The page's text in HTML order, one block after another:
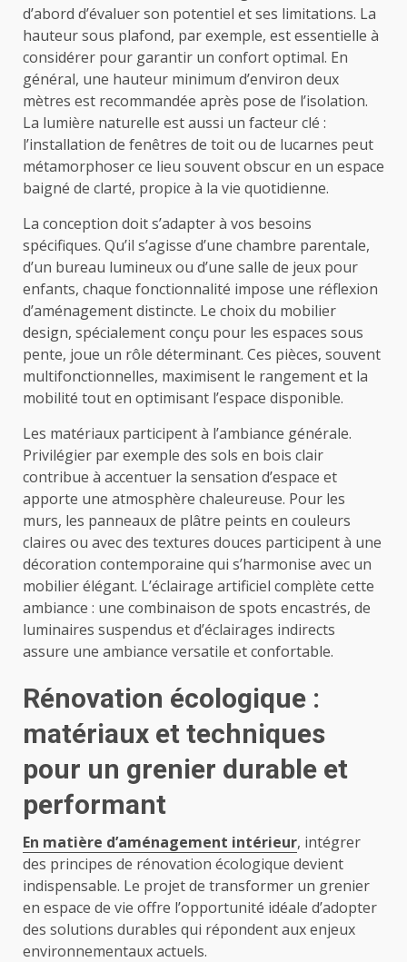
d’abord d’évaluer son potentiel et ses limitations. La
hauteur sous plafond, par exemple, est essentielle à
considérer pour garantir un confort optimal. En
général, une hauteur minimum d’environ deux
mètres est recommandée après pose de l’isolation.
La lumière naturelle est aussi un facteur clé :
l’installation de fenêtres de toit ou de lucarnes peut
métamorphoser ce lieu souvent obscur en un espace
baigné de clarté, propice à la vie quotidienne.
La conception doit s’adapter à vos besoins
spécifiques. Qu’il s’agisse d’une chambre parentale,
d’un bureau lumineux ou d’une salle de jeux pour
enfants, chaque fonctionnalité impose une réflexion
d’aménagement distincte. Le choix du mobilier
design, spécialement conçu pour les espaces sous
pente, joue un rôle déterminant. Ces pièces, souvent
multifonctionnelles, maximisent le rangement et la
mobilité tout en optimisant l’espace disponible.
Les matériaux participent à l’ambiance générale.
Privilégier par exemple des sols en bois clair
contribue à accentuer la sensation d’espace et
apporte une atmosphère chaleureuse. Pour les
murs, les panneaux de plâtre peints en couleurs
claires ou avec des textures douces participent à une
décoration contemporaine qui s’harmonise avec un
mobilier élégant. L’éclairage artificiel complète cette
ambiance : une combinaison de spots encastrés, de
luminaires suspendus et d’éclairages indirects
assure une ambiance versatile et confortable.
Rénovation écologique :
matériaux et techniques
pour un grenier durable et
performant
En matière d’aménagement intérieur, intégrer
des principes de rénovation écologique devient
indispensable. Le projet de transformer un grenier
en espace de vie offre l’opportunité idéale d’adopter
des solutions durables qui répondent aux enjeux
environnementaux actuels.